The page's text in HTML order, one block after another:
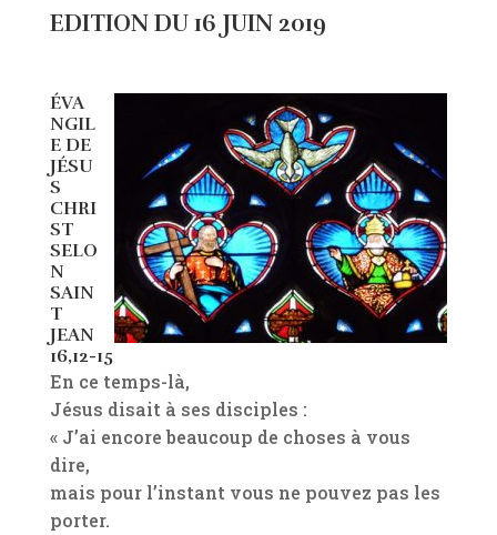
EDITION DU 16 JUIN 2019
ÉVA
NGIL
E DE
JÉSU
S
CHRI
ST
SELO
N
SAIN
T
JEAN
16,12-15
En ce temps-là,
Jésus disait à ses disciples :
« J’ai encore beaucoup de choses à vous
dire,
mais pour l’instant vous ne pouvez pas les
porter.